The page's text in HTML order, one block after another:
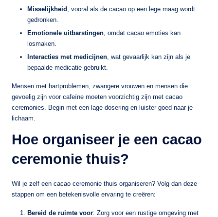
Misselijkheid , vooral als de cacao op een lege maag wordt
gedronken.
Emotionele uitbarstingen , omdat cacao emoties kan
losmaken.
Interacties met medicijnen , wat gevaarlijk kan zijn als je
bepaalde medicatie gebruikt.
Mensen met hartproblemen, zwangere vrouwen en mensen die
gevoelig zijn voor cafeïne moeten voorzichtig zijn met cacao
ceremonies. Begin met een lage dosering en luister goed naar je
lichaam.
Hoe organiseer je een cacao
ceremonie thuis?
Wil je zelf een cacao ceremonie thuis organiseren? Volg dan deze
stappen om een betekenisvolle ervaring te creëren:
Bereid de ruimte voor: Zorg voor een rustige omgeving met